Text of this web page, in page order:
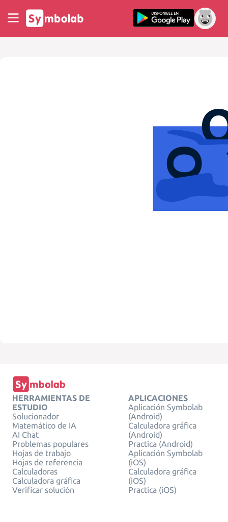
HERRAMIENTAS DE
ESTUDIO
Solucionador
Matemático de IA
AI Chat
Problemas populares
Hojas de trabajo
Hojas de referencia
Calculadoras
Calculadora gráfica
Verificar solución
APLICACIONES
Aplicación Symbolab
(Android)
Calculadora gráfica
(Android)
Practica (Android)
Aplicación Symbolab
(iOS)
Calculadora gráfica
(iOS)
Practica (iOS)